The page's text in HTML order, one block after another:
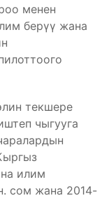
менен
берүү жана
текшере
чыгууга
илим
сом жана 2014-